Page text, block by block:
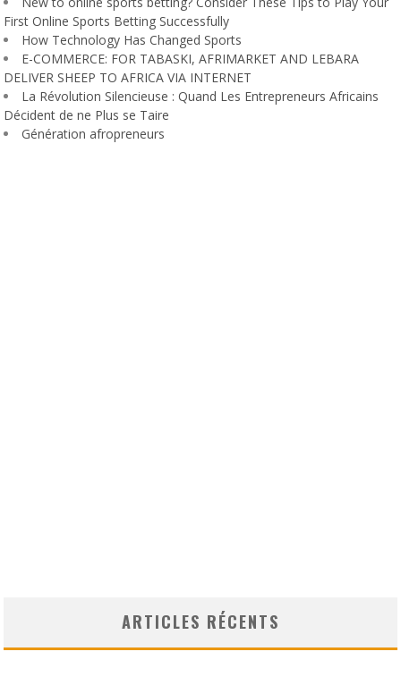
First Online Sports Betting Successfully
How Technology Has Changed Sports
E-COMMERCE: FOR TABASKI, AFRIMARKET AND LEBARA
DELIVER SHEEP TO AFRICA VIA INTERNET
La Révolution Silencieuse : Quand Les Entrepreneurs Africains
Décident de ne Plus se Taire
Génération afropreneurs
ARTICLES RÉCENTS